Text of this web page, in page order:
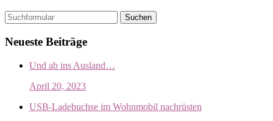
Suchen
Neueste Beiträge
Und ab ins Ausland…
April 20, 2023
USB-Ladebuchse im Wohnmobil nachrüsten